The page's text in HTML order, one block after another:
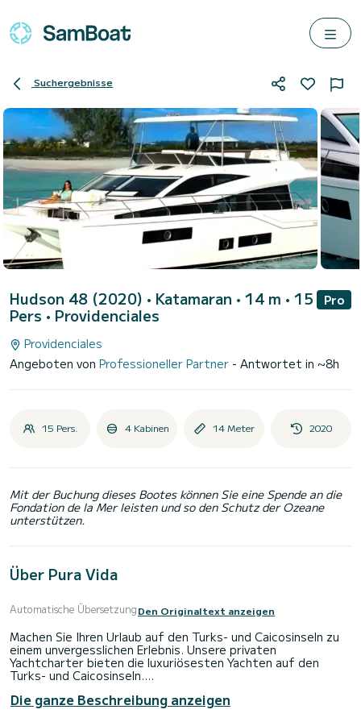
Suchergebnisse
Hudson 48 (2020) • Katamaran • 14 m • 15
Pers • Providenciales
Pro
Providenciales
Angeboten von Professioneller Partner - Antwortet in ~8h
15 Pers. 4 Kabinen 14 Meter 2020
Mit der Buchung dieses Bootes können Sie eine Spende an die
Fondation de la Mer leisten und so den Schutz der Ozeane
unterstützen.
Über Pura Vida
Automatische ÜbersetzungDen Originaltext anzeigen
Machen Sie Ihren Urlaub auf den Turks- und Caicosinseln zu
einem unvergesslichen Erlebnis. Unsere privaten
Yachtcharter bieten die luxuriösesten Yachten auf den
Turks- und Caicosinseln.
M/Y PURRA VIDA’, 50′ Länge über alles mit 23′ Breite. Dieser
wunderschöne Motorkatamaran bietet viel Platz für
Die ganze Beschreibung anzeigen